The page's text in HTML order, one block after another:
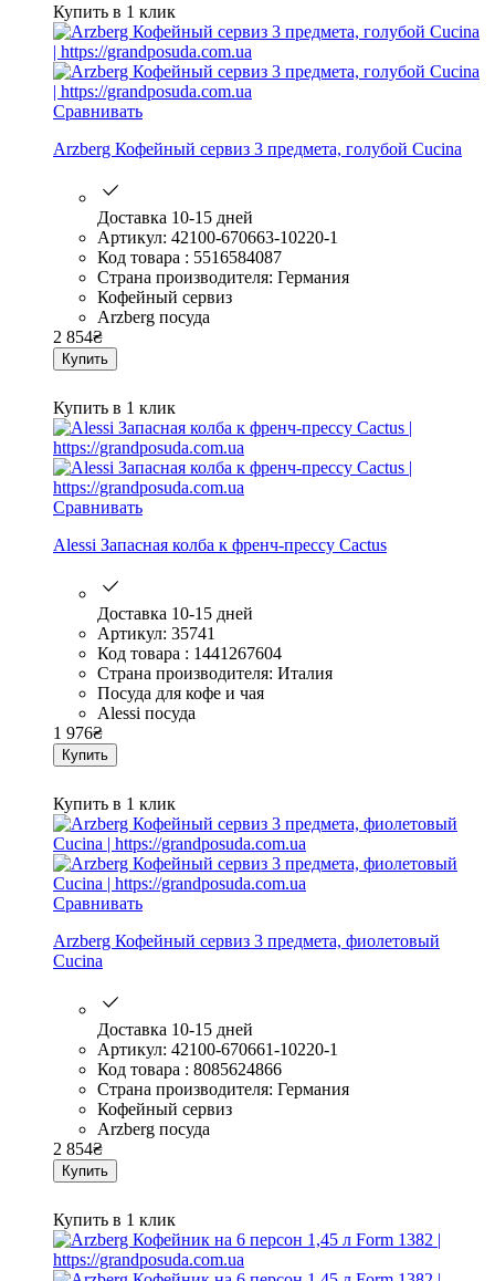
Купить в 1 клик
Сравнивать
Arzberg Кофейный сервиз 3 предмета, голубой Cucina
Доставка 10-15 дней
Артикул: 42100-670663-10220-1
Код товара : 5516584087
Страна производителя: Германия
Кофейный сервиз
Arzberg посуда
2 854₴
Купить
Купить в 1 клик
Сравнивать
Alessi Запасная колба к френч-прессу Cactus
Доставка 10-15 дней
Артикул: 35741
Код товара : 1441267604
Страна производителя: Италия
Посуда для кофе и чая
Alessi посуда
1 976₴
Купить
Купить в 1 клик
Сравнивать
Arzberg Кофейный сервиз 3 предмета, фиолетовый
Cucina
Доставка 10-15 дней
Артикул: 42100-670661-10220-1
Код товара : 8085624866
Страна производителя: Германия
Кофейный сервиз
Arzberg посуда
2 854₴
Купить
Купить в 1 клик